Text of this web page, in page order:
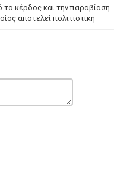
κέρδος και την παραβίαση
αποτελεί πολιτιστική
του Ντίνα, προφασίζεται
τα πάντα και σε
Εκεί δεν τους επιτρέπουν να
πόλη που παρέχει αφειδώς